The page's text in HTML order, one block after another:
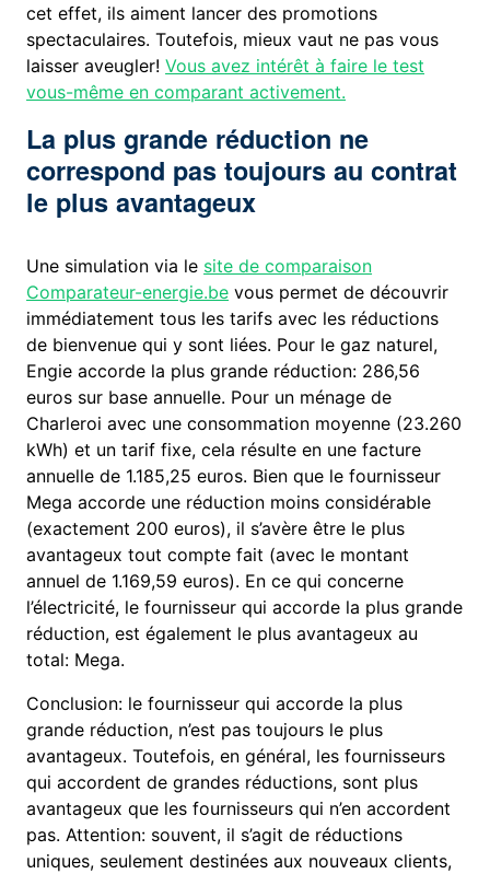
cet effet, ils aiment lancer des promotions
spectaculaires. Toutefois, mieux vaut ne pas vous
laisser aveugler!Vous avez intérêt à faire le test
vous-même en comparant activement.
La plus grande réduction ne
correspond pas toujours au contrat
le plus avantageux
Une simulation via le site de comparaison
Comparateur-energie.be vous permet de découvrir
immédiatement tous les tarifs avec les réductions
de bienvenue qui y sont liées. Pour le gaz naturel,
Engie accorde la plus grande réduction: 286,56
euros sur base annuelle. Pour un ménage de
Charleroi avec une consommation moyenne (23.260
kWh) et un tarif fixe, cela résulte en une facture
annuelle de 1.185,25 euros. Bien que le fournisseur
Mega accorde une réduction moins considérable
(exactement 200 euros), il s’avère être le plus
avantageux tout compte fait (avec le montant
annuel de 1.169,59 euros). En ce qui concerne
l’électricité, le fournisseur qui accorde la plus grande
réduction, est également le plus avantageux au
total: Mega.
Conclusion: le fournisseur qui accorde la plus
grande réduction, n’est pas toujours le plus
avantageux. Toutefois, en général, les fournisseurs
qui accordent de grandes réductions, sont plus
avantageux que les fournisseurs qui n’en accordent
pas. Attention: souvent, il s’agit de réductions
uniques, seulement destinées aux nouveaux clients,